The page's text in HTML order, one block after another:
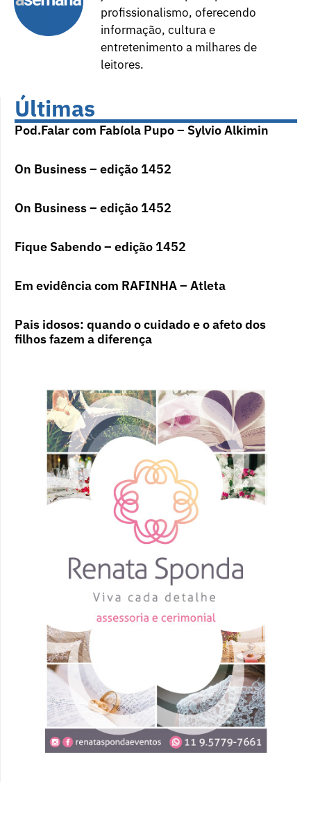
profissionalismo, oferecendo
informação, cultura e
entretenimento a milhares de
leitores.
Últimas
Pod.Falar com Fabíola Pupo – Sylvio Alkimin
On Business – edição 1452
On Business – edição 1452
Fique Sabendo – edição 1452
Em evidência com RAFINHA – Atleta
Pais idosos: quando o cuidado e o afeto dos
filhos fazem a diferença